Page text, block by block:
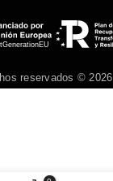
reservados © 2026